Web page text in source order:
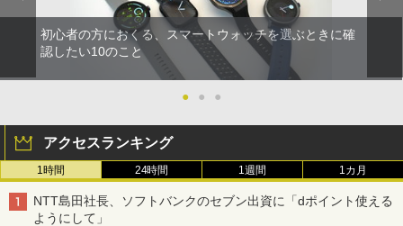
初心者の方におくる、スマートウォッチを選ぶときに確
認したい10のこと
● ● ●
アクセスランキング
1時間 24時間 1週間 1カ月
NTT島田社長、ソフトバンクのセブン出資に「dポイント使える
ようにして」